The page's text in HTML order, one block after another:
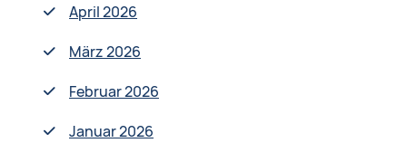
April 2026
März 2026
Februar 2026
Januar 2026